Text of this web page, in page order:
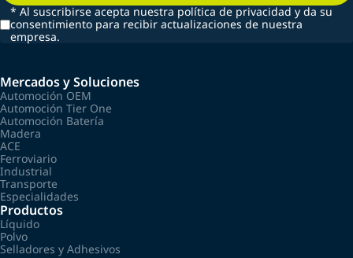
* Al suscribirse acepta nuestra política de privacidad y da su
consentimiento para recibir actualizaciones de nuestra
empresa.
Mercados y Soluciones
Automoción OEM
Automoción Tier One
Automoción Batería
Madera
ACE
Ferroviario
Industrial
Transporte
Especialidades
Productos
Líquido
Polvo
Selladores y Adhesivos